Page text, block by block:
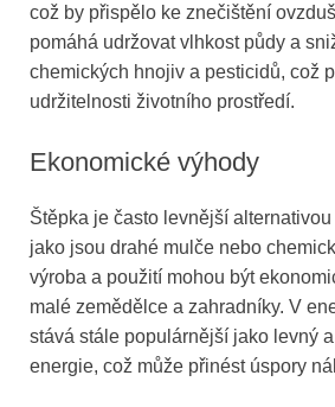
což by přispělo ke znečištění
pomáhá udržovat vlhkost půdy a
chemických hnojiv a pesticidů, což
udržitelnosti životního prostředí.
Ekonomické výhody
Štěpka je často levnější
jako jsou drahé mulče nebo
výroba a použití mohou být
malé zemědělce a zahradníky. V
stává stále populárnější jako levný
energie, což může přinést úspory